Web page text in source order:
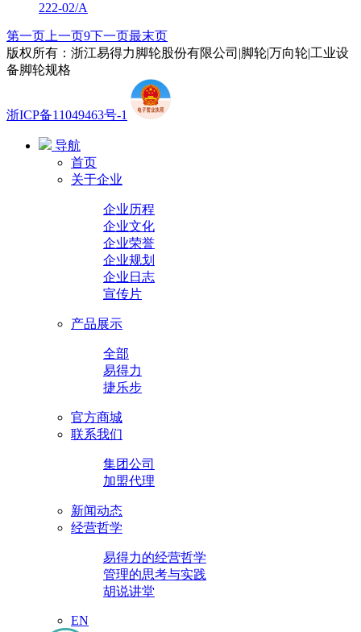
222-02/A
第一页 上一页9下一页最末页
版权所有：浙江易得力脚轮股份有限公司|脚轮|万向轮|工业设
备脚轮规格
浙ICP备11049463号-1
导航
首页
关于企业
企业历程
企业文化
企业荣誉
企业规划
企业日志
宣传片
产品展示
全部
易得力
捷乐步
官方商城
联系我们
集团公司
加盟代理
新闻动态
经营哲学
易得力的经营哲学
管理的思考与实践
胡说讲堂
EN